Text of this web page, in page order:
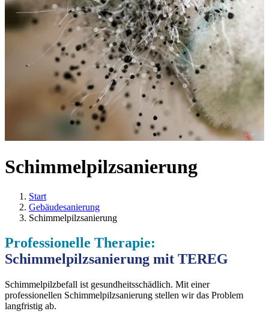
Schimmelpilzsanierung
Start
Gebäudesanierung
Schimmelpilzsanierung
Professionelle Therapie:
Schimmelpilzsanierung mit TEREG
Schimmelpilzbefall ist gesundheitsschädlich. Mit einer
professionellen Schimmelpilzsanierung stellen wir das Problem
langfristig ab.